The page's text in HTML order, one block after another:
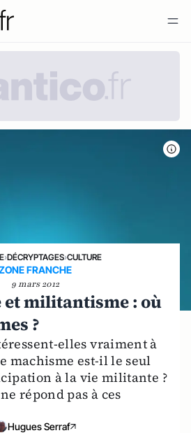
›DÉCRYPTAGES›CULTURE
FRANCHE
9 mars 2012
militantisme : où
?
elles vraiment à
machisme est-il le seul
à la vie militante ?
répond pas à ces
Hugues Serraf